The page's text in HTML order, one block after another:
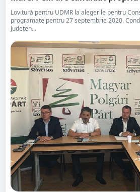
Lovitură pentru UDMR la alegerile pentru
programate pentru 27 septembrie 2020.
Județen...